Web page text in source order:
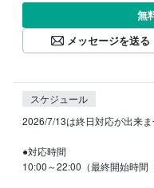
無
メッセージを送る
スケジュール
2026/7/13は終日対応が出来
●対応時間
10:00～22:00（最終開始時間